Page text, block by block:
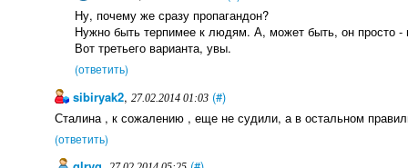
Ну, почему же сразу пропагандон?
Нужно быть терпимее к людям. А, может быть, он просто -
Вот третьего варианта, увы.
(ответить)
sibiryak2,27.02.2014 01:03 (#)
Сталина , к сожалению , еще не судили, а в остальном
(ответить)